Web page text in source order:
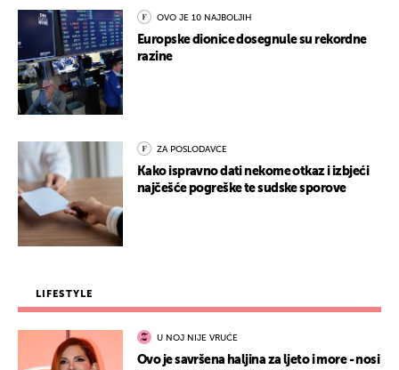
OVO JE 10 NAJBOLJIH
Europske dionice dosegnule su rekordne
razine
ZA POSLODAVCE
Kako ispravno dati nekome otkaz i izbjeći
najčešće pogreške te sudske sporove
LIFESTYLE
U NOJ NIJE VRUĆE
Ovo je savršena haljina za ljeto i more - nosi